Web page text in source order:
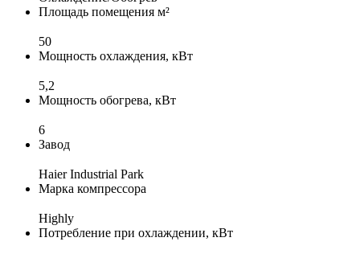
Площадь помещения м²
50
Мощность охлаждения, кВт
5,2
Мощность обогрева, кВт
6
Завод
Haier Industrial Park
Марка компрессора
Highly
Потребление при охлаждении, кВт